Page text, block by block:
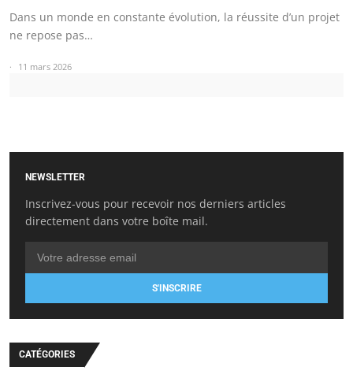
Dans un monde en constante évolution, la réussite d’un projet
ne repose pas…
11 mars 2026
NEWSLETTER
Inscrivez-vous pour recevoir nos derniers articles
directement dans votre boîte mail.
S'INSCRIRE
CATÉGORIES